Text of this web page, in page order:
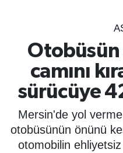
Otobüsün
camını
sürücüye
Mersin'de yol
otobüsünün önünü
otomobilin
YURT
EĞİTİM
ÖZEL HABER
SAĞLIK
Son Dakika
Haber Arşivi